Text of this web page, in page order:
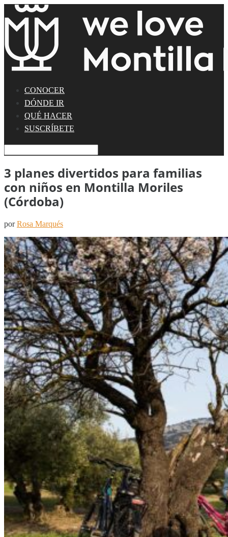
CONOCER
DÓNDE IR
QUÉ HACER
SUSCRÍBETE
3 planes divertidos para familias
con niños en Montilla Moriles
(Córdoba)
porRosa Marqués